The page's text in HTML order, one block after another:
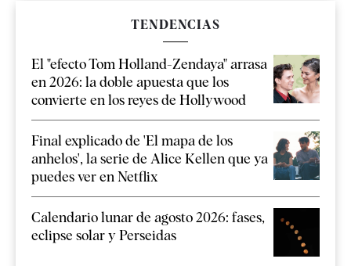
TENDENCIAS
El "efecto Tom Holland-Zendaya" arrasa
en 2026: la doble apuesta que los
convierte en los reyes de Hollywood
Final explicado de 'El mapa de los
anhelos', la serie de Alice Kellen que ya
puedes ver en Netflix
Calendario lunar de agosto 2026: fases,
eclipse solar y Perseidas